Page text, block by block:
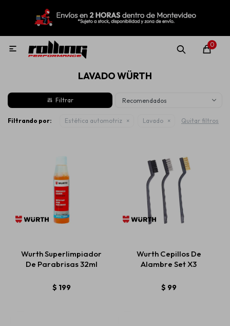
0

LAVADO WÜRTH
Recomendados
Filtrando por: Estética automotriz Lavado Quitar filtros
Wurth Superlimpiador
De Parabrisas 32ml
$ 199
Wurth Cepillos De
Alambre Set X3
$ 99
MI CUENTA
Nuevo! Rolling Repuestos
Llantas
Estética automotriz